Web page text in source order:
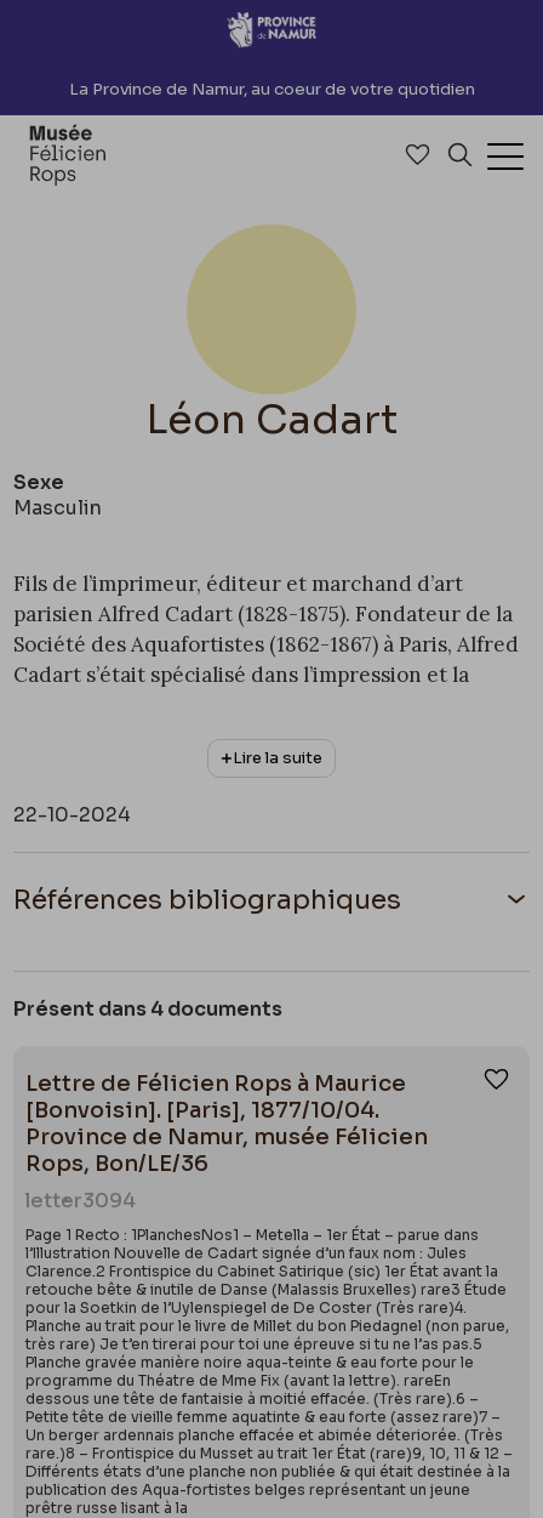
Accèder directement au contenu
La Province de Namur, au coeur de votre quotidien
Accéder à
Léon Cadart
Sexe
Masculin
Fils de l’imprimeur, éditeur et marchand d’art
parisien Alfred Cadart (1828-1875). Fondateur de la
Société des Aquafortistes (1862-1867) à Paris, Alfred
Cadart s’était spécialisé dans l’impression et la
dernier 1875, Léon Cadart reprend l’imprimerie et
le commerce d’art de son père aux côtés de sa mère
correspondance, Rops mentionne la maison Cadart
comme un intermédiaire potentiel pour la vente et
la reproduction de ses œuvres jusqu’à sa faillite en
1882.
Actualisée par Giuseppe Di Stazio, octobre 2024
Lire la suite
22-10-2024
Références bibliographiques
213 ; 232
Présent dans 4 documents
Lettre de Félicien Rops à Maurice
[Bonvoisin]. [Paris], 1877/10/04.
Province de Namur, musée Félicien
Rops, Bon/LE/36
letter3094
Page 1 Recto : 1PlanchesNos1 – Metella – 1er État – parue dans
l’Illustration Nouvelle de Cadart signée d’un faux nom : Jules
Clarence.2 Frontispice du Cabinet Satirique (sic) 1er État avant la
retouche bête & inutile de Danse (Malassis Bruxelles) rare3 Étude
pour la Soetkin de l’Uylenspiegel de De Coster (Très rare)4.
Planche au trait pour le livre de Millet du bon Piedagnel (non parue,
très rare) Je t’en tirerai pour toi une épreuve si tu ne l’as pas.5
Planche gravée manière noire aqua-teinte & eau forte pour le
programme du Théatre de Mme Fix (avant la lettre). rareEn
dessous une tête de fantaisie à moitié effacée. (Très rare).6 –
Petite tête de vieille femme aquatinte & eau forte (assez rare)7 –
Un berger ardennais planche effacée et abimée déteriorée. (Très
rare.)8 – Frontispice du Musset au trait 1er État (rare)9, 10, 11 & 12 –
Différents états d’une planche non publiée & qui était destinée à la
publication des Aqua-fortistes belges représentant un jeune
prêtre russe lisant à la